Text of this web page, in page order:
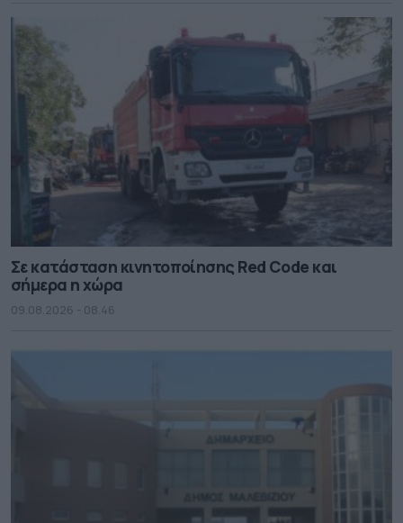
Σε κατάσταση κινητοποίησης Red Code και
σήμερα η χώρα
09.08.2026 - 08.46